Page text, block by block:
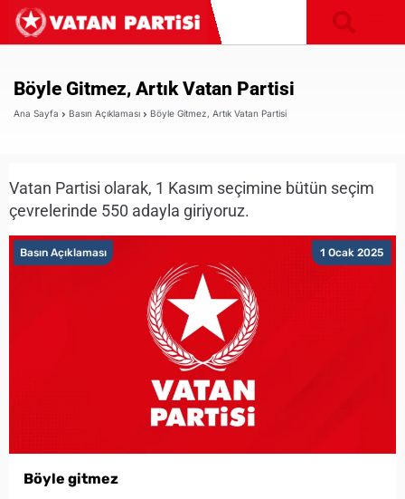
Böyle Gitmez, Artık Vatan Partisi
Ana Sayfa Basın Açıklaması Böyle Gitmez, Artık Vatan Partisi
Vatan Partisi olarak, 1 Kasım seçimine bütün seçim
çevrelerinde 550 adayla giriyoruz.
1 Ocak 2025
Basın Açıklaması
Böyle gitmez